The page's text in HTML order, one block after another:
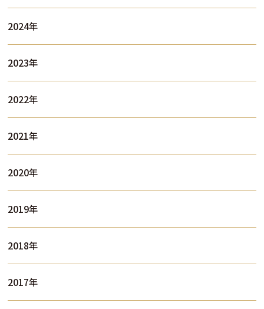
2024年
2023年
2022年
2021年
2020年
2019年
2018年
2017年